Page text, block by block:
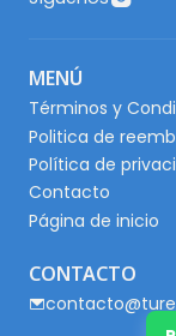
MENÚ
Términos y
Politica de
Política de
Contacto
Página de inicio
CONTACTO